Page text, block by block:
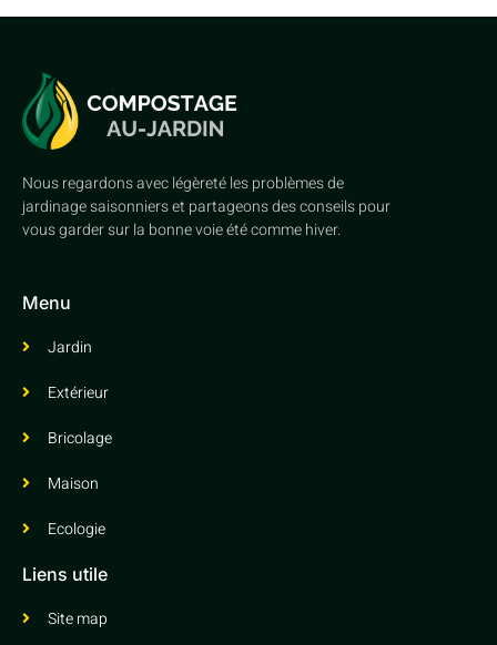
Nous regardons avec légèreté les problèmes de
jardinage saisonniers et partageons des conseils pour
vous garder sur la bonne voie été comme hiver.
Menu
Jardin
Extérieur
Bricolage
Maison
Ecologie
Liens utile
Site map